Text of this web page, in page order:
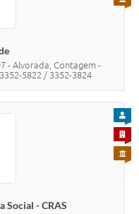
- Alvorada, Contagem -
5822 / 3352-3824
Social - CRAS
PARA
PARA